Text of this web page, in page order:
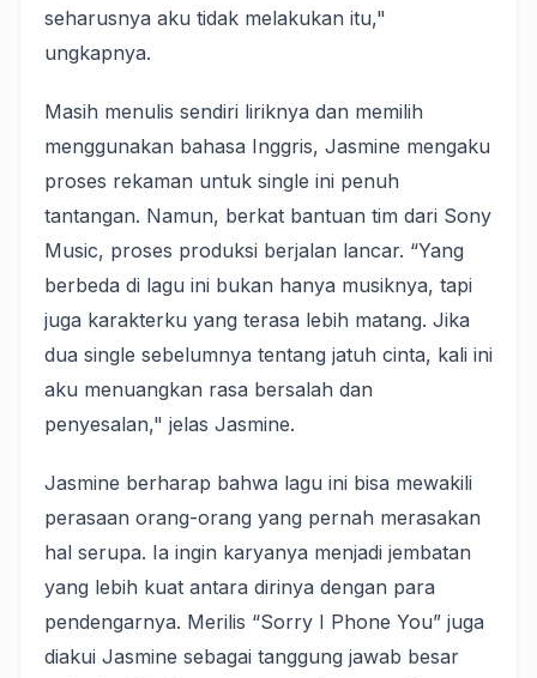
seharusnya aku tidak melakukan itu,"
ungkapnya.
Masih menulis sendiri liriknya dan memilih
menggunakan bahasa Inggris, Jasmine mengaku
proses rekaman untuk single ini penuh
tantangan. Namun, berkat bantuan tim dari Sony
Music, proses produksi berjalan lancar. “Yang
berbeda di lagu ini bukan hanya musiknya, tapi
juga karakterku yang terasa lebih matang. Jika
dua single sebelumnya tentang jatuh cinta, kali ini
aku menuangkan rasa bersalah dan
penyesalan," jelas Jasmine.
Jasmine berharap bahwa lagu ini bisa mewakili
perasaan orang-orang yang pernah merasakan
hal serupa. Ia ingin karyanya menjadi jembatan
yang lebih kuat antara dirinya dengan para
pendengarnya. Merilis “Sorry I Phone You” juga
diakui Jasmine sebagai tanggung jawab besar